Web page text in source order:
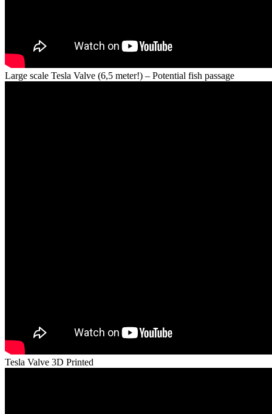
Large scale Tesla Valve (6,5 meter!) – Potential fish passage
Tesla Valve 3D Printed